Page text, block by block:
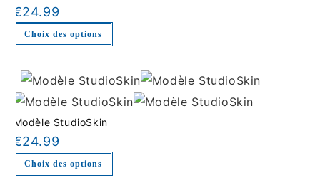
€24.99
Choix des options
Modèle StudioSkin
€24.99
Choix des options